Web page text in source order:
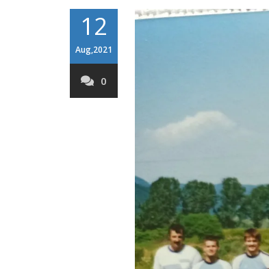
12
Aug,2021
0